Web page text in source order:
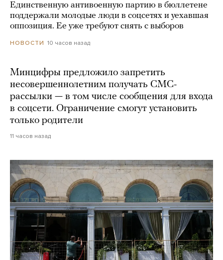
Единственную антивоенную партию в бюллетене
поддержали молодые люди в соцсетях и уехавшая
оппозиция. Ее уже требуют снять с выборов
НОВОСТИ 10 часов назад
Минцифры предложило запретить
несовершеннолетним получать СМС-
рассылки — в том числе сообщения для входа
в соцсети. Ограничение смогут установить
только родители
11 часов назад